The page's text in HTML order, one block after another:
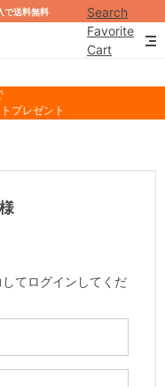
で送料無料
Search
Favorite
Cart
プレゼント
てログインしてくだ